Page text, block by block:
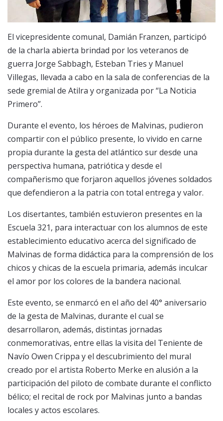
El vicepresidente comunal, Damián Franzen, participó
de la charla abierta brindad por los veteranos de
guerra Jorge Sabbagh, Esteban Tries y Manuel
Villegas, llevada a cabo en la sala de conferencias de la
sede gremial de Atilra y organizada por “La Noticia
Primero”.
Durante el evento, los héroes de Malvinas, pudieron
compartir con el público presente, lo vivido en carne
propia durante la gesta del atlántico sur desde una
perspectiva humana, patriótica y desde el
compañerismo que forjaron aquellos jóvenes soldados
que defendieron a la patria con total entrega y valor.
Los disertantes, también estuvieron presentes en la
Escuela 321, para interactuar con los alumnos de este
establecimiento educativo acerca del significado de
Malvinas de forma didáctica para la comprensión de los
chicos y chicas de la escuela primaria, además inculcar
el amor por los colores de la bandera nacional.
Este evento, se enmarcó en el año del 40° aniversario
de la gesta de Malvinas, durante el cual se
desarrollaron, además, distintas jornadas
conmemorativas, entre ellas la visita del Teniente de
Navío Owen Crippa y el descubrimiento del mural
creado por el artista Roberto Merke en alusión a la
participación del piloto de combate durante el conflicto
bélico; el recital de rock por Malvinas junto a bandas
locales y actos escolares.